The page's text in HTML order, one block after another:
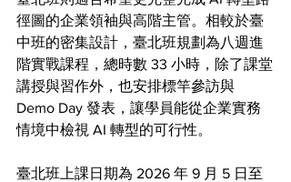
徑圖的企業領袖與高階主管。相較於臺
中班的密集設計，臺北班規劃為八週進
階實戰課程，總時數 33 小時，除了課堂
講授與習作外，也安排標竿參訪與
Demo Day 發表，讓學員能從企業實務
情境中檢視 AI 轉型的可行性。
臺北班上課日期為 2026 年 9 月 5 日至